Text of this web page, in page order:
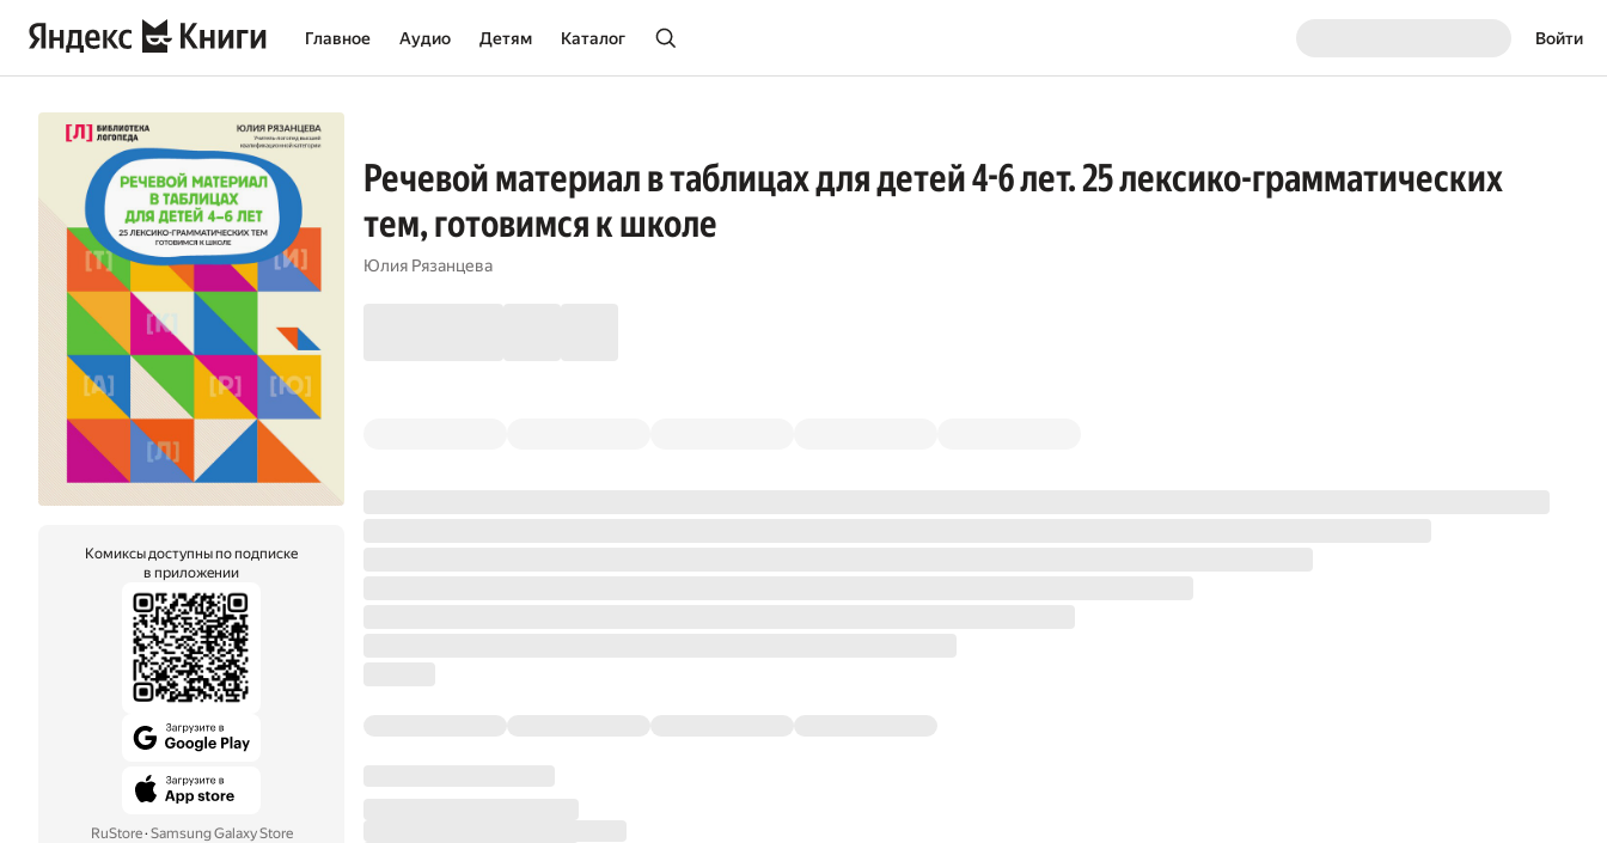
Главное Аудио Детям Каталог Войти
Комиксы доступны по подписке
в приложении
RuStore· Samsung Galaxy Store
Речевой материал в таблицах для детей 4-6 лет. 25 лексико-грамматических
тем, готовимся к школе
Юлия Рязанцева